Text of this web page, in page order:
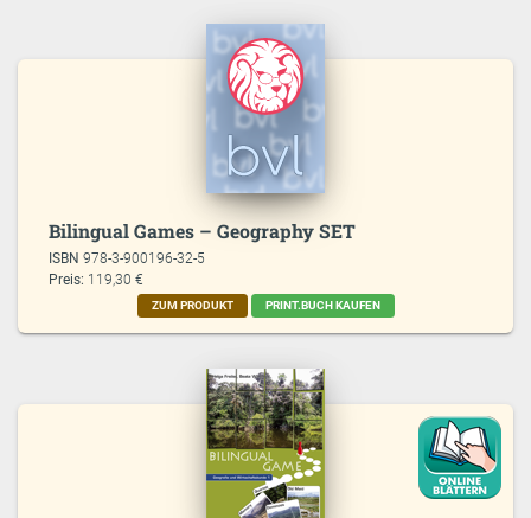
Bilingual Games – Geography SET
ISBN978-3-900196-32-5
Preis: 119,30 €
ZUM PRODUKT PRINT.BUCH KAUFEN